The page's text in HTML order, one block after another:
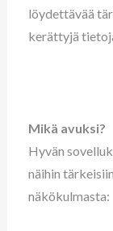
löydettävää
kerättyjä
Mikä avuksi?
Hyvän
näihin
näkökulmasta: